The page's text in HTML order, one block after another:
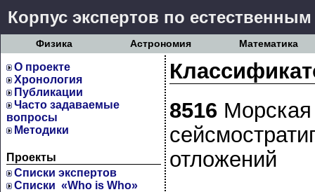
Корпус экспертов по
Физика Астрономия Математика
О проекте
Хронология
Публикации
Часто задаваемые
вопросы
Методики
Проекты
Cписки экспертов
Списки «Who is Who»
8516 Морская
отложений